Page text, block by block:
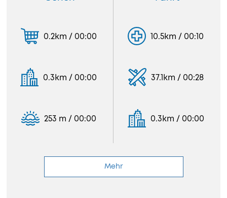
0.2km / 00:00
0.3km / 00:00
253 m / 00:00
10.5km / 00:10
37.1km / 00:28
0.3km / 00:00
Mehr